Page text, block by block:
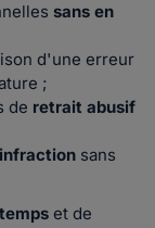
sans en
d'une erreur
;
de retrait abusif
sans
et de